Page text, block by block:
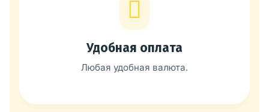
Удобная оплата
Любая удобная валюта.